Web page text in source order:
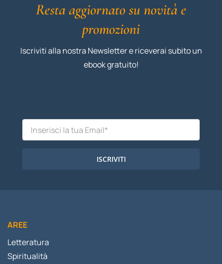
Resta aggiornato su novità e
promozioni
Iscriviti alla nostra Newsletter e riceverai subito un
ebook gratuito!
ISCRIVITI
AREE
Letteratura
Spiritualità